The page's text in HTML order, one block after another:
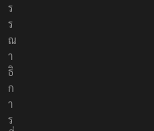
บ
ร
ร
ณ
า
ธิ
ก
า